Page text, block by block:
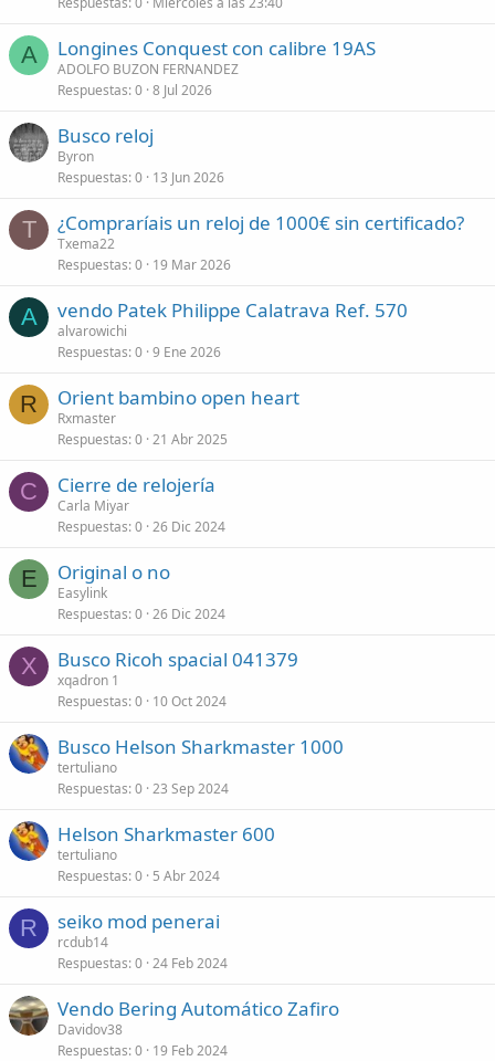
A Longines Conquest con calibre 19AS
ADOLFO BUZON FERNANDEZ
Respuestas 0 8 Jul 2026
Busco reloj
Byron
Respuestas 0 13 Jun 2026
T ¿Compraríais un reloj de 1000€ sin certificado?
Txema22
Respuestas 0 19 Mar 2026
A vendo Patek Philippe Calatrava Ref. 570
alvarowichi
Respuestas 0 9 Ene 2026
R Orient bambino open heart
Rxmaster
Respuestas 0 21 Abr 2025
C Cierre de relojería
Carla Miyar
Respuestas 0 26 Dic 2024
E Original o no
Easylink
Respuestas 0 26 Dic 2024
X Busco Ricoh spacial 041379
xqadron 1
Respuestas 0 10 Oct 2024
Busco Helson Sharkmaster 1000
tertuliano
Respuestas 0 23 Sep 2024
Helson Sharkmaster 600
tertuliano
Respuestas 0 5 Abr 2024
R seiko mod penerai
rcdub14
Respuestas 0 24 Feb 2024
Vendo Bering Automático Zafiro
Davidov38
Respuestas 0 19 Feb 2024